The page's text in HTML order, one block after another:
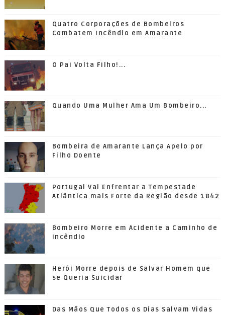
Quatro Corporações de Bombeiros
Combatem Incêndio em Amarante
O Pai Volta Filho!...
Quando Uma Mulher Ama Um Bombeiro...
Bombeira de Amarante Lança Apelo por
Filho Doente
Portugal Vai Enfrentar a Tempestade
Atlântica mais Forte da Região desde 1842
Bombeiro Morre em Acidente a Caminho de
Incêndio
Herói Morre depois de Salvar Homem que
se Queria Suicidar
Das Mãos Que Todos os Dias Salvam Vidas